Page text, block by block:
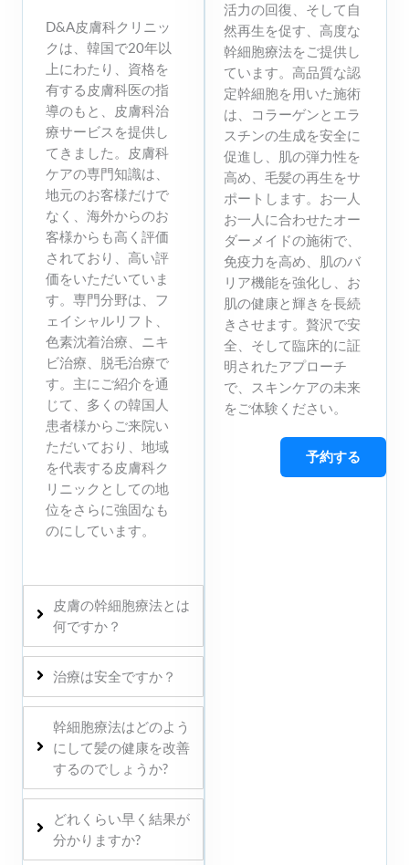
D&A皮膚科クリニッ
クは、韓国で20年以
上にわたり、資格を
有する皮膚科医の指
導のもと、皮膚科治
療サービスを提供し
てきました。皮膚科
ケアの専門知識は、
地元のお客様だけで
なく、海外からのお
客様からも高く評価
されており、高い評
価をいただいていま
す。専門分野は、フ
ェイシャルリフト、
色素沈着治療、ニキ
ビ治療、脱毛治療で
す。主にご紹介を通
じて、多くの韓国人
患者様からご来院い
ただいており、地域
を代表する皮膚科ク
リニックとしての地
位をさらに強固なも
のにしています。
皮膚の幹細胞療法とは
何ですか？
治療は安全ですか？
幹細胞療法はどのよう
にして髪の健康を改善
するのでしょうか?
どれくらい早く結果が
分かりますか?
活力の回復、そして自
然再生を促す、高度な
幹細胞療法をご提供し
ています。高品質な認
定幹細胞を用いた施術
は、コラーゲンとエラ
スチンの生成を安全に
促進し、肌の弾力性を
高め、毛髪の再生をサ
ポートします。お一人
お一人に合わせたオー
ダーメイドの施術で、
免疫力を高め、肌のバ
リア機能を強化し、お
肌の健康と輝きを長続
きさせます。贅沢で安
全、そして臨床的に証
明されたアプローチ
で、スキンケアの未来
をご体験ください。
予約する